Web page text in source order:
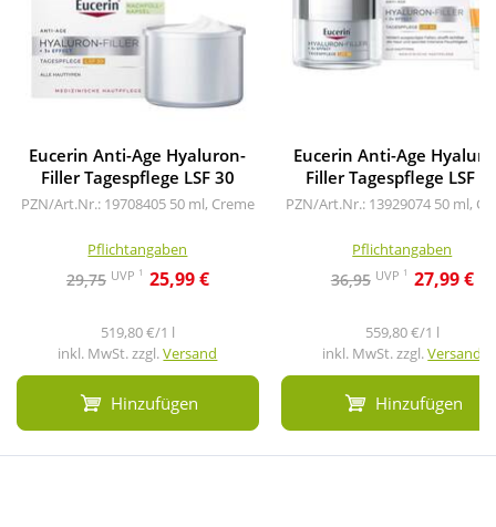
Eucerin Anti-Age Hyaluron-
Filler Tagespflege LSF 30
PZN/Art.Nr.: 19708405 50 ml, Creme
Pflichtangaben
29,75 UVP 1 25,99 €
519,80 €/1 l
inkl. MwSt. zzgl.Versand
Hinzufügen
Eucerin Anti-Age
Filler Tagespflege LSF
PZN/Art.Nr.: 13929074 50 ml,
Pflichtangaben
36,95 UVP 1 27,99 €
559,80 €/1 l
inkl. MwSt. zzgl.Versand
Hinzufügen